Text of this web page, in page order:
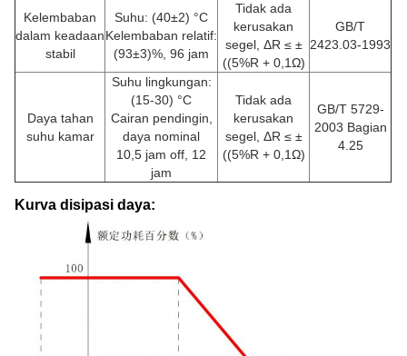
Kelembaban
dalam keadaan
stabil
Suhu: (40±2) °C
Kelembaban relatif:
(93±3)%, 96 jam
Tidak ada
kerusakan
segel, ΔR ≤ ±
((5%R + 0,1Ω)
GB/T
2423.03-1993
Daya tahan
suhu kamar
Suhu lingkungan:
(15-30) °C
Cairan pendingin,
daya nominal
10,5 jam off, 12
jam
Tidak ada
kerusakan
segel, ΔR ≤ ±
((5%R + 0,1Ω)
GB/T 5729-
2003 Bagian
4.25
Kurva disipasi daya: